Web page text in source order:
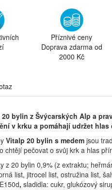
Příznivé ceny
Doprava zdarma od
2000 Kč
bylin z Švýcarských Alp a
v krku a pomáhají udržet hlas
Vitalp 20 bylin s medem jsou
chtějí pečovat o svůj krk a hlas
z 20 bylin 0,9% (z extraktu;
list, jitrocel list, ostružina list,
, sladidla: cukr, glukózový